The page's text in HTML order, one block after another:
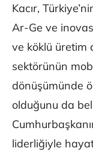
Kacır,
Ar-Ge ve
ve köklü üretim
sektörünün
dönüşümünde
olduğunu da
liderliğiyle